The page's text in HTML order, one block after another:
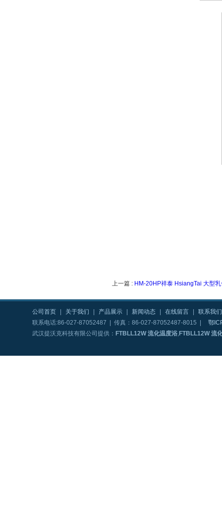
上一篇 : HM-20HP祥泰 HsiangTai 大型
公司首页 关于我们 产品展示 新闻动态 在线留言
联系我们
联系电话:86-027-87052487 | 传真：86-027-87052487-8015 |
鄂
武汉提沃克科技有限公司提供： FTBLL12W 流化温度浴,FTBLL12W 流